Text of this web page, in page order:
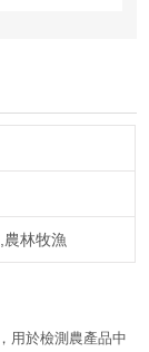
林牧漁
用於檢測農產品中